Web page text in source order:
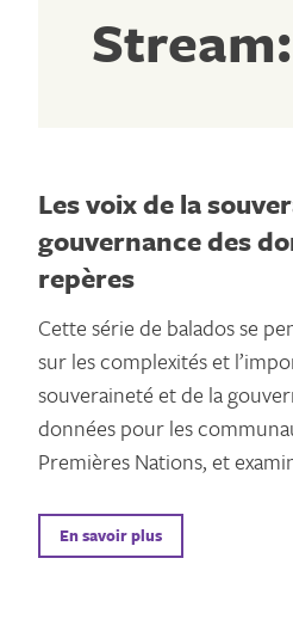
Les voix de la
gouvernance des
repères
Cette série de balados se
sur les complexités et
souveraineté et de la
données pour les
Premières Nations, et
En savoir plus